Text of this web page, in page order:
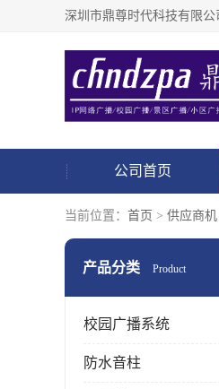
公司首页
当前位置： 首页 > 供应商机
产品分类 Product
校园广播系统
防水音柱